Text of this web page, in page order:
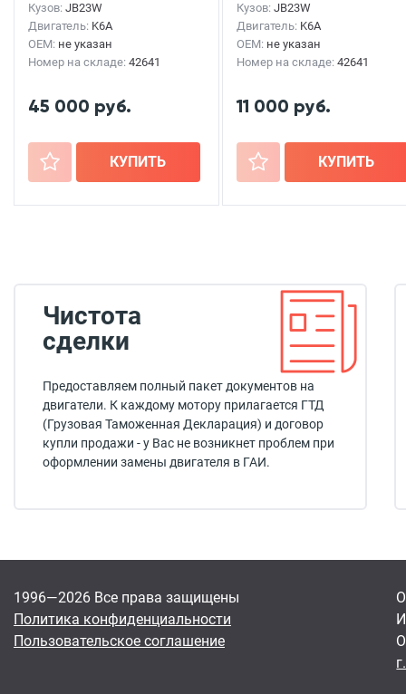
Кузов: JB23W
Двигатель: K6A
OEM: не указан
Номер на складе: 42641
45 000 руб.
+ КУПИТЬ
Кузов: JB23W
Двигатель: K6A
OEM: не указан
Номер на складе: 42641
11 000 руб.
+ КУПИТЬ
Чистота
сделки
Предоставляем полный пакет документов на
двигатели. К каждому мотору прилагается ГТД
(Грузовая Таможенная Декларация) и договор
купли продажи - у Вас не возникнет проблем при
оформлении замены двигателя в ГАИ.
1996—2026 Все права защищены
Политика конфиденциальности
Пользовательское соглашение